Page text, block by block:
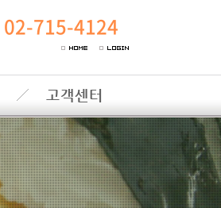
02-715-4124
고객센터